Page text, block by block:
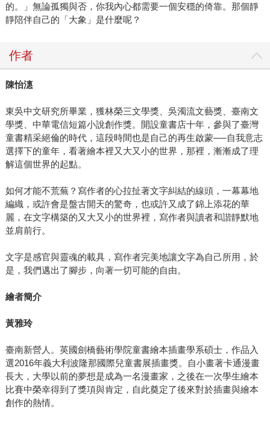
的。」無論孤獨與否，你我內心都需要一個安穩的倚靠。那個靜
靜陪伴自己的「大象」是什麼呢？
作者
陳怡潓
東吳中文研究所畢業，獲林榮三文學獎、吳濁流文藝獎、臺南文
學獎、中華電信短篇小說創作獎。開設童書店十年，參與了臺灣
童書精采絕倫的時代，這段時間也是自己的再生啟蒙──自我意志
選擇下的童年，看著繪本裡又大又小的世界，那裡，漸漸成了理
解這個世界的起點。
如何才能不荒蕪？寫作者的心拉扯著文字糾結的線頭，一幕幕地
編織，或許會是盤古開天的驚奇，也或許又成了錦上添花的華
麗，在文字構築的又大又小的世界裡，寫作者與讀者和諧靜默地
並肩前行。
文字是感官與靈魂的載具，寫作者完美地讓文字為自己所用，於
是，我們邁出了腳步，向著一切可能的自由。
繪者簡介
黃雅玲
臺南新營人。英國劍橋藝術學院童書繪本插畫學系碩士，作品入
選2016年義大利波隆那國際兒童書展插畫獎。自小畫著卡通漫畫
長大，大學以前的夢想是成為一名漫畫家，之後在一次學生繪本
比賽中榮幸得到了獎項與肯定，自此奠定了後來對於插畫與繪本
創作的熱情。